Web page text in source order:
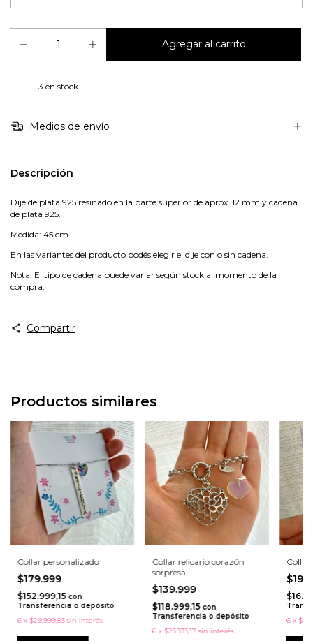
3 en stock
Medios de envío
Descripción
Dije de plata 925 resinado en la parte superior de aprox. 12 mm y cadena
de plata 925.
Medida: 45 cm.
En las variantes del producto podés elegir el dije con o sin cadena.
Nota: El tipo de cadena puede variar según stock al momento de la
compra.
Compartir
Productos similares
Collar personalizado
$179.999
$152.999,15 con
Transferencia o depósito
6 x $29.999,83 sin interés
Collar relicario corazón
sorpresa
$139.999
$118.999,15 con
Transferencia o depósito
6 x $23.333,17 sin interés
Collar
6 x